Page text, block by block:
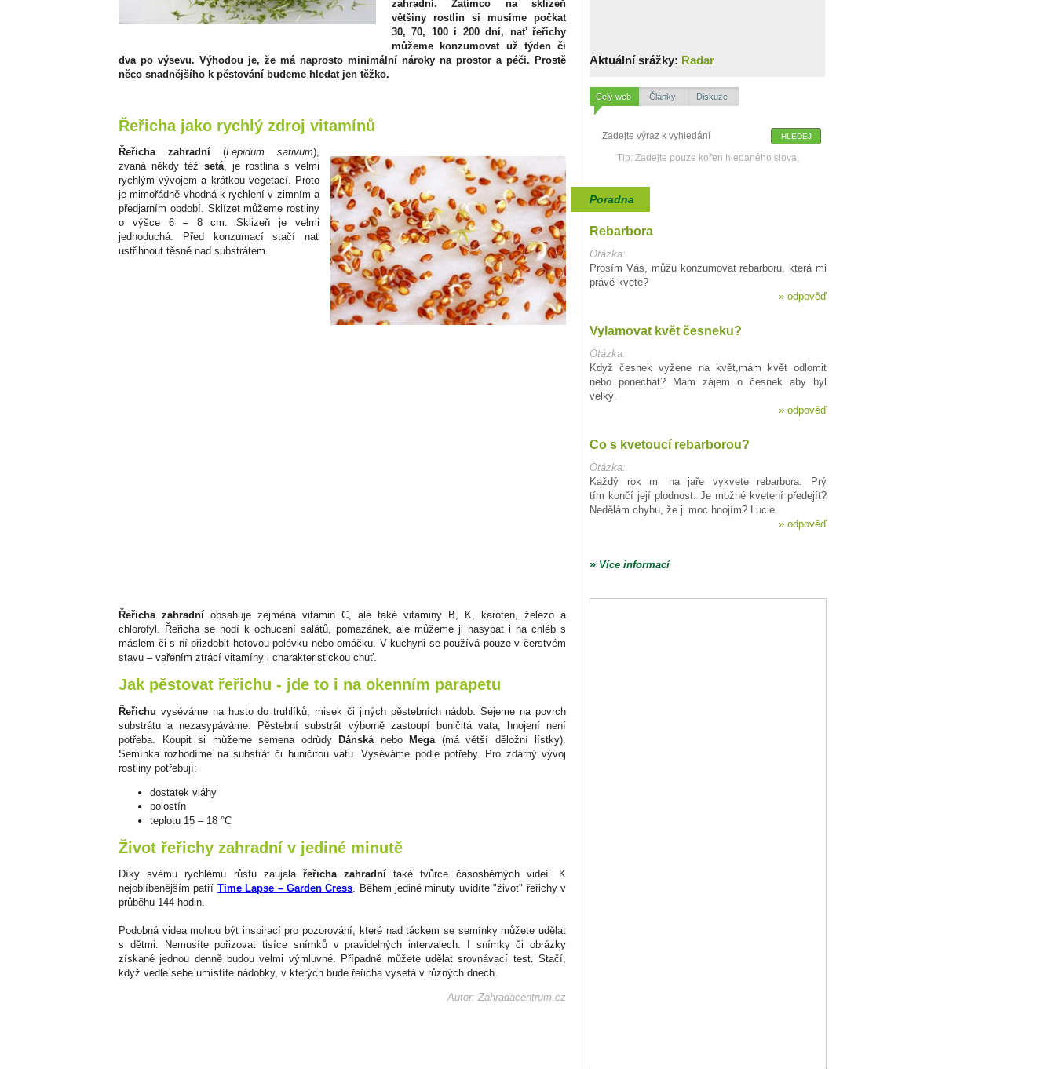
zahradní. Zatímco na sklizeň
většiny rostlin si musíme počkat
30, 70, 100 i 200 dní, nať řeřichy
můžeme konzumovat už týden či
dva po výsevu. Výhodou je, že má naprosto minimální nároky na prostor a péči. Prostě
něco snadnějšího k pěstování budeme hledat jen těžko.
Řeřicha jako rychlý zdroj vitamínů
Řeřicha zahradní (Lepidum sativum),
zvaná někdy též setá, je rostlina s velmi
rychlým vývojem a krátkou vegetací. Proto
je mimořádně vhodná k rychlení v zimním a
předjarním období. Sklízet můžeme rostliny
o výšce 6 – 8 cm. Sklizeň je velmi
jednoduchá. Před konzumací stačí nať
ustřihnout těsně nad substrátem.
Řeřicha zahradní obsahuje zejména vitamin C, ale také vitaminy B, K, karoten, železo a
chlorofyl. Řeřicha se hodí k ochucení salátů, pomazánek, ale můžeme ji nasypat i na chléb s
máslem či s ní přizdobit hotovou polévku nebo omáčku. V kuchyni se používá pouze v čerstvém
stavu – vařením ztrácí vitamíny i charakteristickou chuť.
Jak pěstovat řeřichu - jde to i na okenním parapetu
Řeřichu vyséváme na husto do truhlíků, misek či jiných pěstebních nádob. Sejeme na povrch
substrátu a nezasypáváme. Pěstební substrát výborně zastoupí buničitá vata, hnojení není
potřeba. Koupit si můžeme semena odrůdy Dánská nebo Mega (má větší děložní lístky).
Semínka rozhodíme na substrát či buničitou vatu. Vyséváme podle potřeby. Pro zdárný vývoj
rostliny potřebují:
dostatek vláhy
polostín
teplotu 15 – 18 °C
Život řeřichy zahradní v jediné minutě
Díky svému rychlému růstu zaujala řeřicha zahradní také tvůrce časosběrných videí. K
nejoblíbenějším patří Time Lapse – Garden Cress . Během jediné minuty uvidíte "život" řeřichy v
průběhu 144 hodin.
Podobná videa mohou být inspirací pro pozorování, které nad táckem se semínky můžete udělat
s dětmi. Nemusíte pořizovat tisíce snímků v pravidelných intervalech. I snímky či obrázky
získané jednou denně budou velmi výmluvné. Případně můžete udělat srovnávací test. Stačí,
když vedle sebe umístíte nádobky, v kterých bude řeřicha vysetá v různých dnech.
Autor: Zahradacentrum.cz
Aktuální srážky: Radar
Celý web Články Diskuze
Tip: Zadejte pouze kořen hledaného slova.
Poradna
Rebarbora
Otázka:
Prosím Vás, můžu konzumovat rebarboru, která mi
právě kvete?
» odpověď
Vylamovat květ česneku?
Otázka:
Když česnek vyžene na květ,mám květ odlomit
nebo ponechat? Mám zájem o česnek aby byl
velký.
» odpověď
Co s kvetoucí rebarborou?
Otázka:
Každý rok mi na jaře vykvete rebarbora. Prý
tím končí její plodnost. Je možné kvetení předejít?
Nedělám chybu, že ji moc hnojím? Lucie
» odpověď
» Více informací